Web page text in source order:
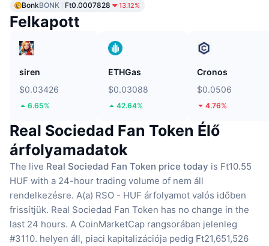
BonkBONK Ft0.0007828 13.12%
Felkapott
siren
$0.03426
6.65%
ETHGas
$0.03088
42.64%
Cronos
$0.0506
4.76%
Real Sociedad Fan Token Élő
árfolyamadatok
The live Real Sociedad Fan Token price today is Ft10.55
HUF with a 24-hour trading volume of nem áll
rendelkezésre. A(a) RSO - HUF árfolyamot valós időben
frissítjük. Real Sociedad Fan Token has no change in the
last 24 hours. A CoinMarketCap rangsorában jelenleg
#3110. helyen áll, piaci kapitalizációja pedig Ft21,651,526